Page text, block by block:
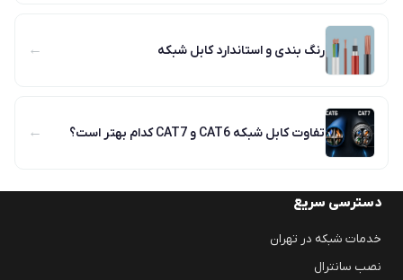
رنگ بندی و استاندارد کابل شبکه ←
تفاوت کابل شبکه CAT6 و CAT7 کدام بهتر است؟ ←
دسترسی سریع
خدمات شبکه در تهران
نصب سانترال